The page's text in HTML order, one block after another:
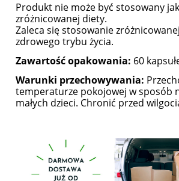
Produkt nie może być stosowany
zróżnicowanej diety.
Zaleca się stosowanie
zdrowego trybu życia.
Zawartość opakowania: 60
Warunki przechowywania:
temperaturze pokojowej w sposób
małych dzieci. Chronić przed